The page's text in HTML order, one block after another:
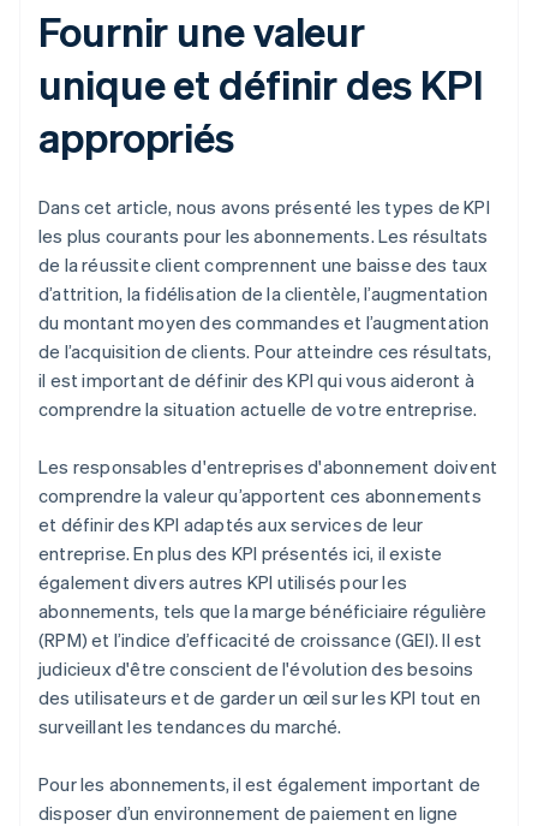
Fournir une valeur
unique et définir des KPI
appropriés
Dans cet article, nous avons présenté les types de KPI
les plus courants pour les abonnements. Les résultats
de la réussite client comprennent une baisse des taux
d’attrition, la fidélisation de la clientèle, l’augmentation
du montant moyen des commandes et l’augmentation
de l’acquisition de clients. Pour atteindre ces résultats,
il est important de définir des KPI qui vous aideront à
comprendre la situation actuelle de votre entreprise.
Les responsables d'entreprises d'abonnement doivent
comprendre la valeur qu’apportent ces abonnements
et définir des KPI adaptés aux services de leur
entreprise. En plus des KPI présentés ici, il existe
également divers autres KPI utilisés pour les
abonnements, tels que la marge bénéficiaire régulière
(RPM) et l’indice d’efficacité de croissance (GEI). Il est
judicieux d'être conscient de l'évolution des besoins
des utilisateurs et de garder un œil sur les KPI tout en
surveillant les tendances du marché.
Pour les abonnements, il est également important de
disposer d’un environnement de paiement en ligne